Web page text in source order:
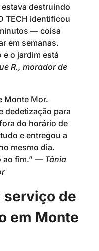
destruindo
TECH identificou
— coisa
em semanas.
e o jardim está
R., morador de
Monte Mor.
dedetização para
do horário de
e entregou a
mesmo dia.
ao fim.” — Tânia
serviço de
em Monte